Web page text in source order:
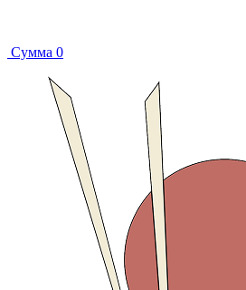
Сумма 0